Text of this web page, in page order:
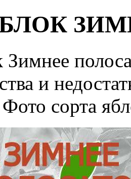
Зимнее
и
сорта